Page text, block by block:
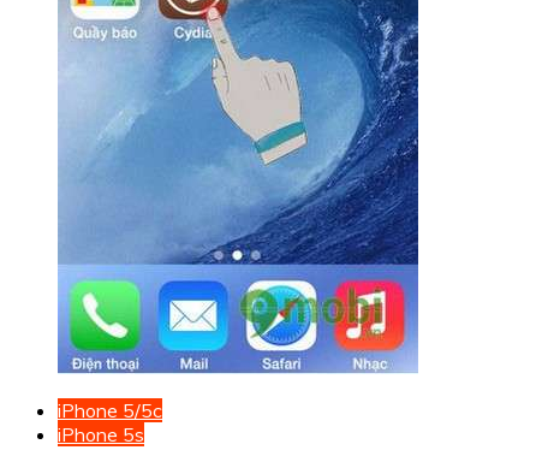
iPhone 5/5c
iPhone 5s